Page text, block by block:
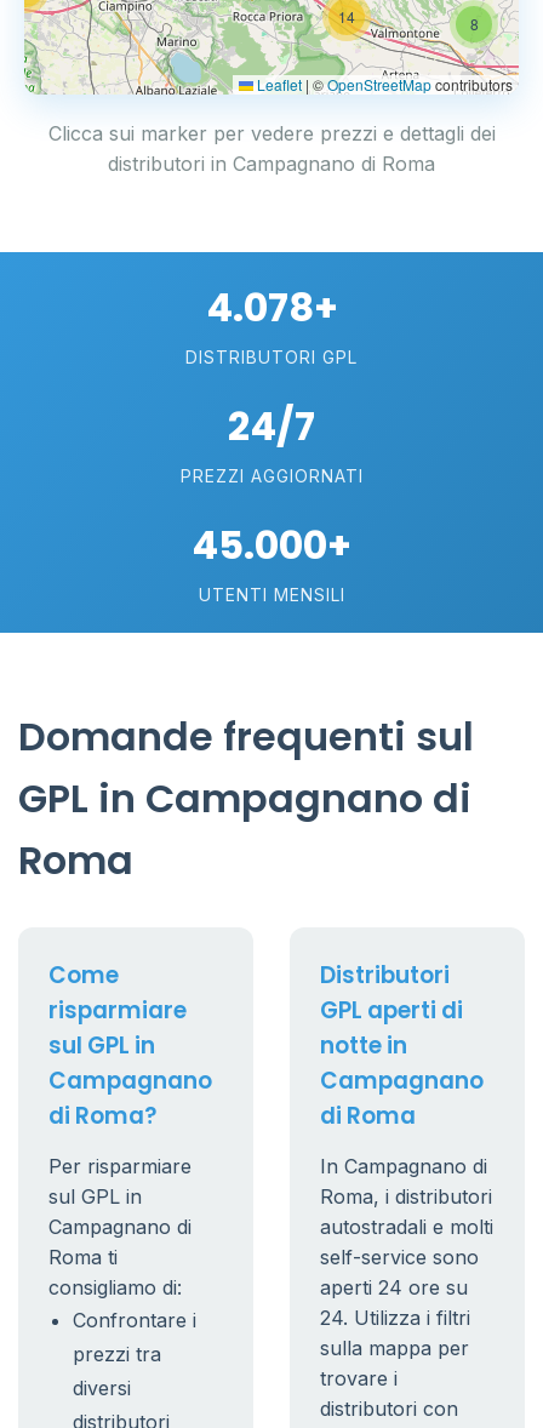
8
14
Leaflet | ©OpenStreetMapcontributors
Clicca sui marker per vedere prezzi e dettagli dei
distributori in Campagnano di Roma
4.078+
DISTRIBUTORI GPL
24/7
PREZZI AGGIORNATI
45.000+
UTENTI MENSILI
Domande frequenti sul
GPL in Campagnano di
Roma
Come
risparmiare
sul GPL in
Campagnano
di Roma?
Per risparmiare
sul GPL in
Campagnano di
Roma ti
consigliamo di:
Confrontare i
prezzi tra
diversi
distributori
Distributori
GPL aperti di
notte in
Campagnano
di Roma
In Campagnano di
Roma, i distributori
autostradali e molti
self-service sono
aperti 24 ore su
24. Utilizza i filtri
sulla mappa per
trovare i
distributori con